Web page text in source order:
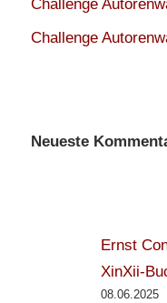
Challenge
Challenge
Neueste
Ernst
XinXii-
08.06.2025